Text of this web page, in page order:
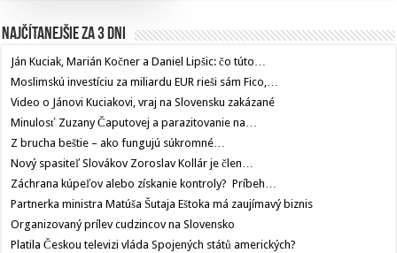
Najčítanejšie za 3 dni
Ján Kuciak, Marián Kočner a Daniel Lipšic: čo túto…
Moslimskú investíciu za miliardu EUR rieši sám Fico,…
Video o Jánovi Kuciakovi, vraj na Slovensku zakázané
Minulosť Zuzany Čaputovej a parazitovanie na…
Z brucha beštie – ako fungujú súkromné…
Nový spasiteľ Slovákov Zoroslav Kollár je člen…
Záchrana kúpeľov alebo získanie kontroly? Príbeh…
Partnerka ministra Matúša Šutaja Eštoka má zaujímavý biznis
Organizovaný prílev cudzincov na Slovensko
Platila Českou televizi vláda Spojených států amerických?